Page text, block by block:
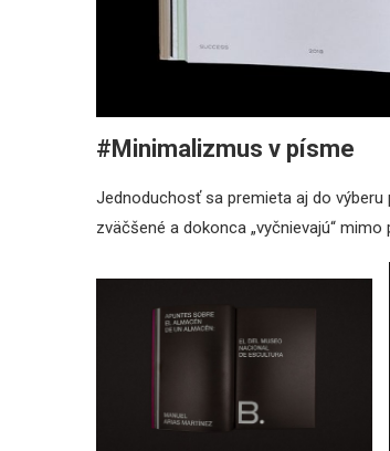
#Minimalizmus v písme
Jednoduchosť sa premieta aj do výberu
zväčšené a dokonca „vyčnievajú“